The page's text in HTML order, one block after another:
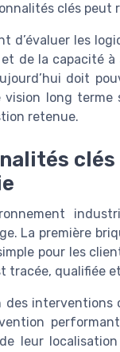
clés peut
d’évaluer les
et de la capacité
doit
vision long terme
retenue.
La première
pour les
tracée, qualifiée
des
leur